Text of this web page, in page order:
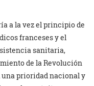
a la vez el principio de
franceses y el
sanitaria,
de la Revolución
una prioridad nacional y